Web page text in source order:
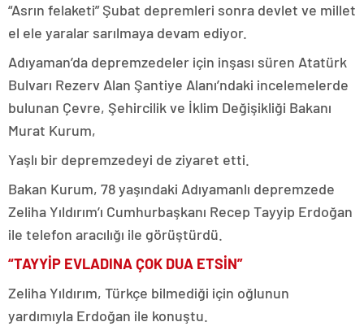
“Asrın felaketi” Şubat depremleri sonra devlet ve millet
el ele yaralar sarılmaya devam ediyor.
Adıyaman’da depremzedeler için inşası süren Atatürk
Bulvarı Rezerv Alan Şantiye Alanı’ndaki incelemelerde
bulunan Çevre, Şehircilik ve İklim Değişikliği Bakanı
Murat Kurum,
Yaşlı bir depremzedeyi de ziyaret etti.
Bakan Kurum, 78 yaşındaki Adıyamanlı depremzede
Zeliha Yıldırım’ı Cumhurbaşkanı Recep Tayyip Erdoğan
ile telefon aracılığı ile görüştürdü.
“TAYYİP EVLADINA ÇOK DUA ETSİN”
Zeliha Yıldırım, Türkçe bilmediği için oğlunun
yardımıyla Erdoğan ile konuştu.